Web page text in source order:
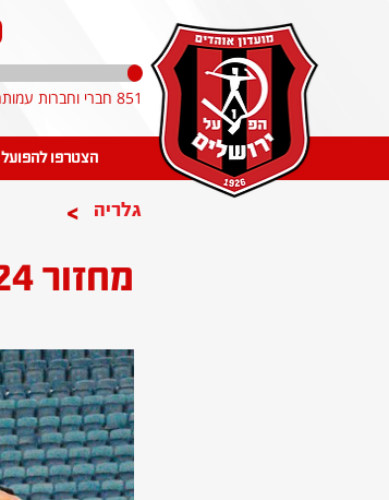
851 חברי וחברות עמותה עד כה, הקליקו והצטרפו!
הצטרפו להפועל
> גלריה
מחזור 24: הפועל ירושלים - הפועל עפולה